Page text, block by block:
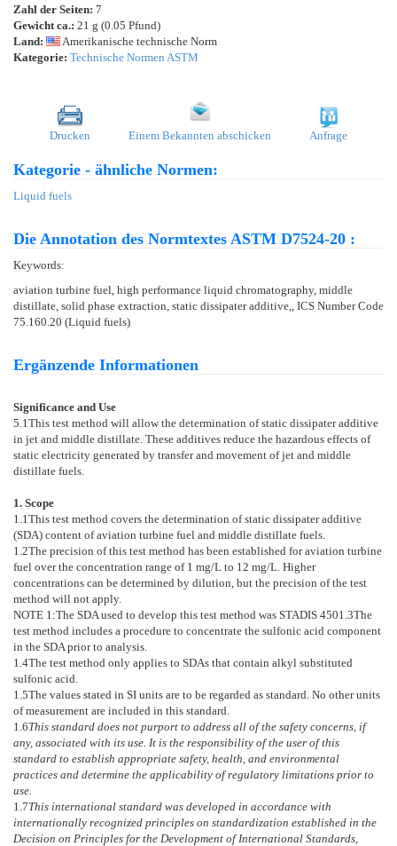
Zahl der Seiten: 7
Gewicht ca.: 21 g (0.05 Pfund)
Land:
Amerikanische technische Norm
Kategorie: Technische Normen ASTM
Drucken Einem Bekannten abschicken Anfrage
Kategorie - ähnliche Normen:
Liquid fuels
Die Annotation des Normtextes ASTM D7524-20 :
Keywords:
aviation turbine fuel, high performance liquid chromatography, middle
distillate, solid phase extraction, static dissipater additive,, ICS Number Code
75.160.20 (Liquid fuels)
Ergänzende Informationen
Significance and Use
5.1 This test method will allow the determination of static dissipater additive
in jet and middle distillate. These additives reduce the hazardous effects of
static electricity generated by transfer and movement of jet and middle
distillate fuels.
1. Scope
1.1 This test method covers the determination of static dissipater additive
(SDA) content of aviation turbine fuel and middle distillate fuels.
1.2The precision of this test method has been established for aviation turbine
fuel over the concentration range of 1 mg/L to 12 mg/L. Higher
concentrations can be determined by dilution, but the precision of the test
method will not apply.
NOTE 1:The SDA used to develop this test method was STADIS 4501.3The
test method includes a procedure to concentrate the sulfonic acid component
in the SDA prior to analysis.
1.4The test method only applies to SDAs that contain alkyl substituted
sulfonic acid.
1.5The values stated in SI units are to be regarded as standard. No other units
of measurement are included in this standard.
1.6This standard does not purport to address all of the safety concerns, if
any, associated with its use. It is the responsibility of the user of this
standard to establish appropriate safety, health, and environmental
practices and determine the applicability of regulatory limitations prior to
use.
1.7This international standard was developed in accordance with
internationally recognized principles on standardization established in the
Decision on Principles for the Development of International Standards,